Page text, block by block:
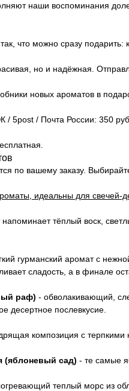
наши воспоминания
что можно сразу подарить:
но и надёжная.
новых ароматов в
/ 5post / Почта России: 350 руб.
по вашему заказу.
идеальны для свечей-
тёплый воск,
гурманский аромат с
сладость, а в финале
раф) - обволакивающий,
десертное послевкусие.
композиция с терпкими
(яблоневый сад) - те самые
теплый морс из